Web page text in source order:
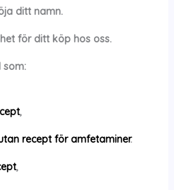
ditt namn.
för ditt köp hos oss.
som:
,
recept för amfetaminer.
,